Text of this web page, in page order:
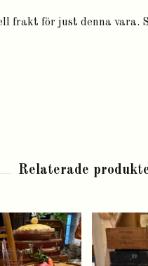
frakt för just denna vara.